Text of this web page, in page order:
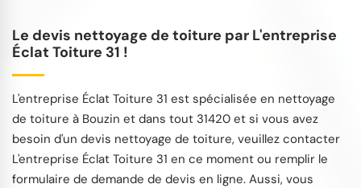
Le devis nettoyage de toiture par L'entreprise
Éclat Toiture 31 !
L'entreprise Éclat Toiture 31 est spécialisée en nettoyage
de toiture à Bouzin et dans tout 31420 et si vous avez
besoin d'un devis nettoyage de toiture, veuillez contacter
L'entreprise Éclat Toiture 31 en ce moment ou remplir le
formulaire de demande de devis en ligne. Aussi, vous